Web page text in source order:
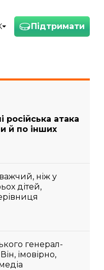
Підтримати
російська атака
й по інших
ніж у
дітей,
генерал-
імовірно,